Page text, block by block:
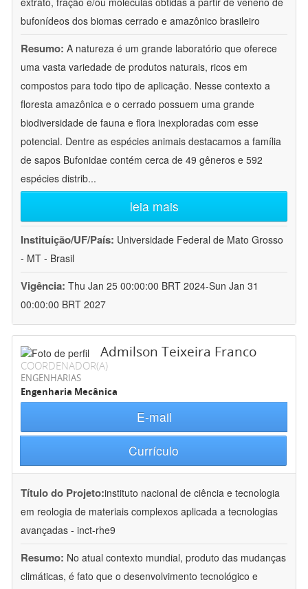
bufonídeos dos biomas cerrado e amazônico brasileiro
Resumo: A natureza é um grande laboratório que oferece
uma vasta variedade de produtos naturais, ricos em
compostos para todo tipo de aplicação. Nesse contexto a
floresta amazônica e o cerrado possuem uma grande
biodiversidade de fauna e flora inexploradas com esse
potencial. Dentre as espécies animais destacamos a família
de sapos Bufonidae contém cerca de 49 gêneros e 592
espécies distrib...
leia mais
Instituição/UF/País: Universidade Federal de Mato Grosso
- MT - Brasil
Vigência: Thu Jan 25 00:00:00 BRT 2024-Sun Jan 31
00:00:00 BRT 2027
Admilson Teixeira Franco
COORDENADOR(A)
ENGENHARIAS
Engenharia Mecânica
E-mail
Currículo
Título do Projeto:instituto nacional de ciência e tecnologia
em reologia de materiais complexos aplicada a tecnologias
avançadas - inct-rhe9
Resumo: No atual contexto mundial, produto das mudanças
climáticas, é fato que o desenvolvimento tecnológico e